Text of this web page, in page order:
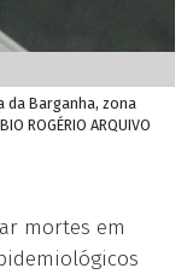
da Barganha, zona
ROGÉRIO ARQUIVO
mortes em